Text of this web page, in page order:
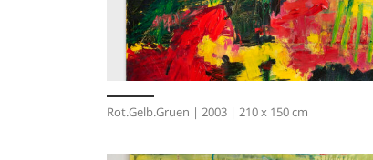
Rot.Gelb.Gruen | 2003 | 210 x 150 cm